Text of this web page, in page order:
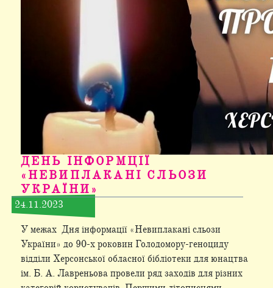
ДЕНЬ ІНФОРМЦІЇ
«НЕВИПЛАКАНІ СЛЬОЗИ
УКРАЇНИ»
24.11.2023
У межах Дня інформації «Невиплакані сльози
України» до 90-х роковин Голодомору-геноциду
відділи Херсонської обласної бібліотеки для юнацтва
ім. Б. А. Лавреньова провели ряд заходів для різних